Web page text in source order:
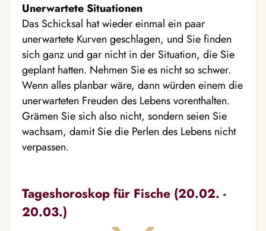
Unerwartete Situationen
Das Schicksal hat wieder einmal ein paar
unerwartete Kurven geschlagen, und Sie finden
sich ganz und gar nicht in der Situation, die Sie
geplant hatten. Nehmen Sie es nicht so schwer.
Wenn alles planbar wäre, dann würden einem die
unerwarteten Freuden des Lebens vorenthalten.
Grämen Sie sich also nicht, sondern seien Sie
wachsam, damit Sie die Perlen des Lebens nicht
verpassen.
Tageshoroskop für Fische (20.02. -
20.03.)